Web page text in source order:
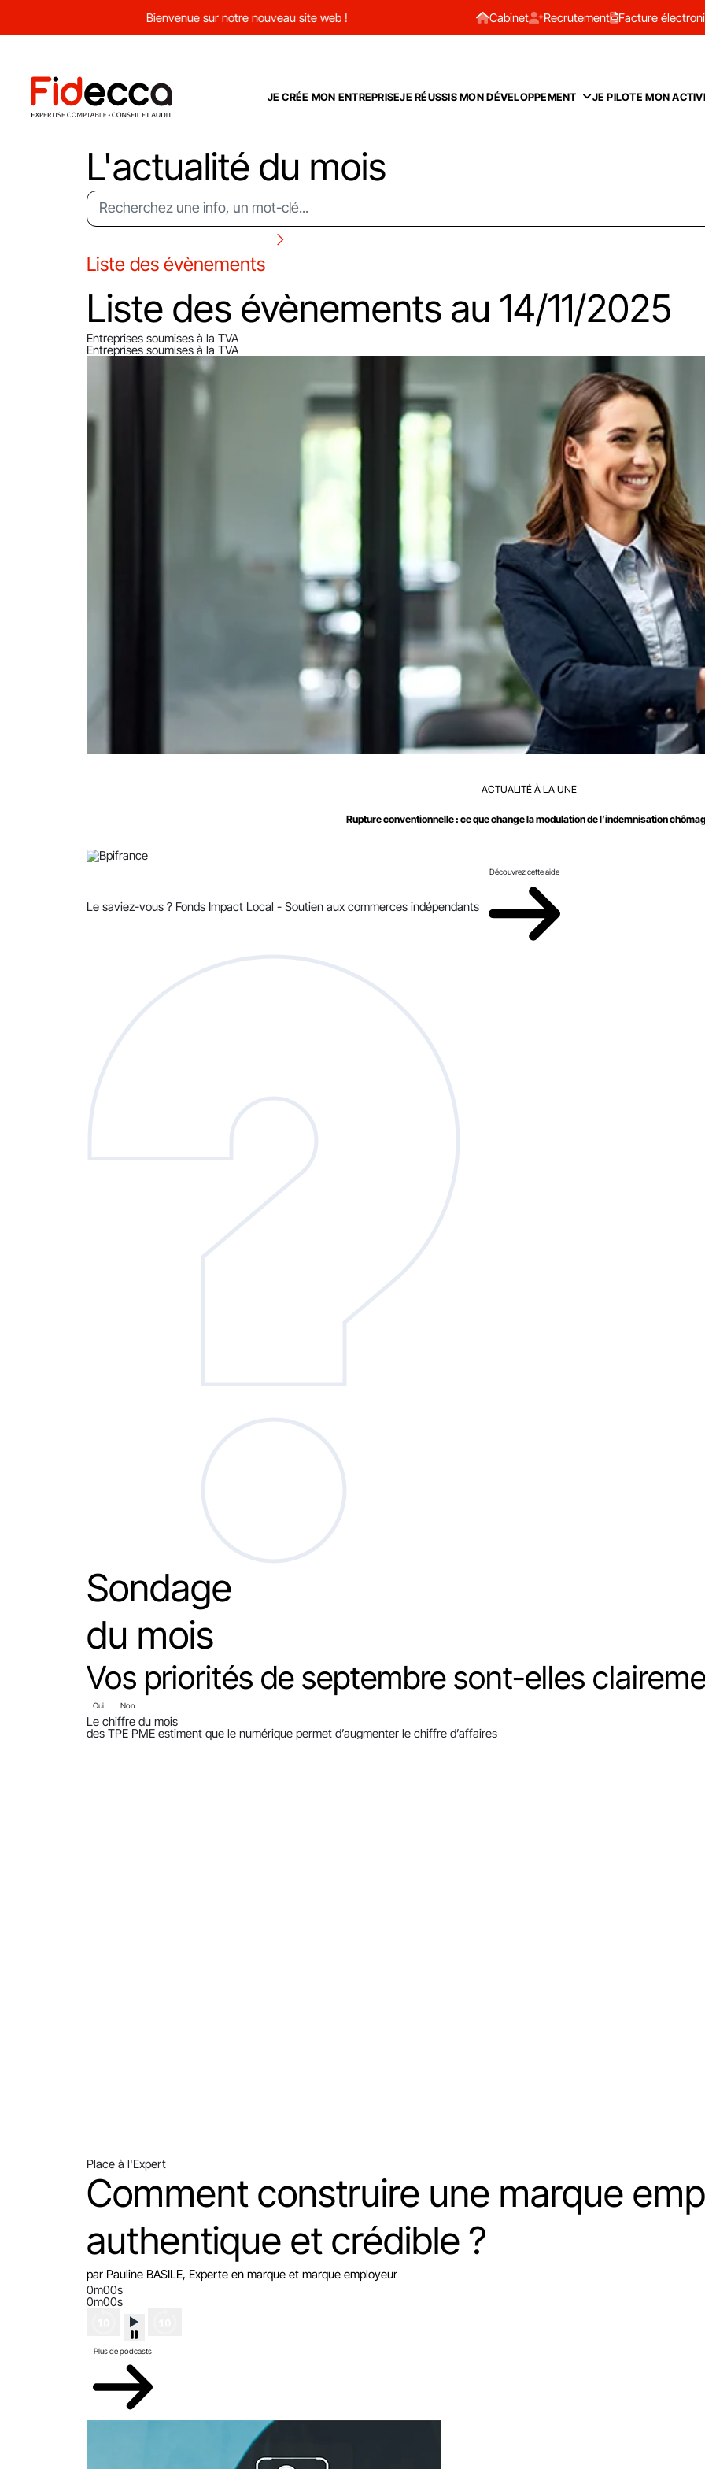
Bienvenue sur notre nouveau site web ! Cabinet Recrutement Facture
JE CRÉE MON ENTREPRISEJE RÉUSSIS MON DÉVELOPPEMENT JE PILOTE MON
L'actualité du mois
Liste des évènements
Liste des évènements au 14/11/2025
Entreprises soumises à la TVA
Entreprises soumises à la TVA
ACTUALITÉ À LA UNE
Rupture conventionnelle : ce que change la modulation de l’indemnisation
Le saviez-vous ? Fonds Impact Local - Soutien aux commerces indépendants
Découvrez cette aide
Sondage
du mois
Vos priorités de septembre sont-elles
Oui Non
Le chiffre du mois
des TPE PME estiment que le numérique permet d’augmenter le chiffre d’affaires
Place à l'Expert
Comment construire une marque
authentique et crédible ?
par Pauline BASILE, Experte en marque et marque employeur
0m00s
0m00s
Plus de podcasts